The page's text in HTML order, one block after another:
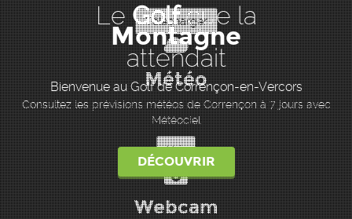
LeGolfque la
Montagne
attendait
Bienvenue au Golf de Corrençon-en-Vercors
DÉCOUVRIR
Télécharger
Météo
Consultez les prévisions météos de Corrençon à 7 jours avec
Météociel
Voir
Webcam